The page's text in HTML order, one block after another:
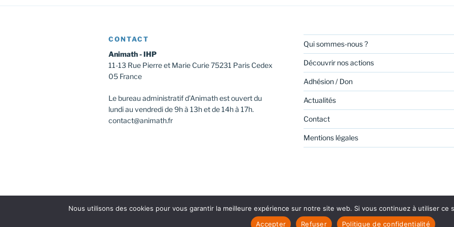
CONTACT
Animath - IHP
11-13 Rue Pierre et Marie Curie 75231 Paris Cedex
05 France
Le bureau administratif d’Animath est ouvert du
lundi au vendredi de 9h à 13h et de 14h à 17h.
contact@animath.fr
Qui sommes-nous ?
Découvrir nos actions
Adhésion / Don
Actualités
Contact
Mentions légales
FacebookInstagramTwitter YoutubeLinkedin Politique de confidentialité Fièrement
Nous utilisons des cookies pour vous garantir la meilleure expérience sur notre site web. Si vous continuez à utiliser
Accepter
Refuser Politique de confidentialité